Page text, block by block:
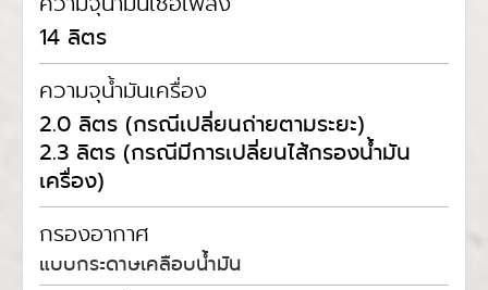
14 ลิตร
ความจุน้ำมันเครื่อง
2.0 ลิตร (กรณีเปลี่ยนถ่ายตามระยะ)
2.3 ลิตร (กรณีมีการเปลี่ยนไส้กรองน้ำมัน
เครื่อง)
กรองอากาศ
แบบกระดาษเคลือบน้ำมัน